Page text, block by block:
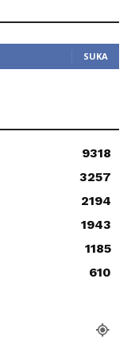
SUKA
9318
3257
2194
1943
1185
610